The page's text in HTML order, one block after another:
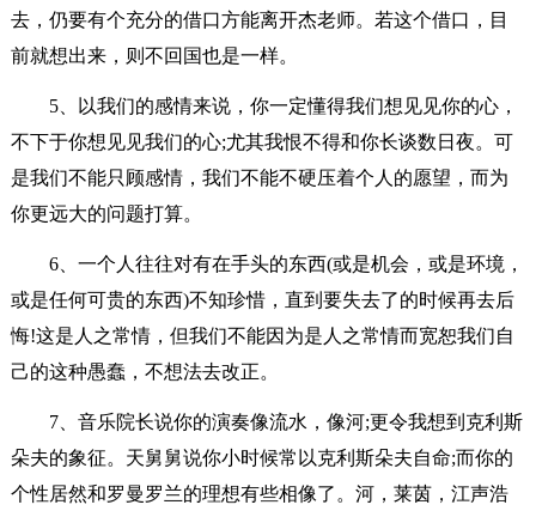
去，仍要有个充分的借口方能离开杰老师。若这个借口，目
前就想出来，则不回国也是一样。
5、以我们的感情来说，你一定懂得我们想见见你的心，
不下于你想见见我们的心;尤其我恨不得和你长谈数日夜。可
是我们不能只顾感情，我们不能不硬压着个人的愿望，而为
你更远大的问题打算。
6、一个人往往对有在手头的东西(或是机会，或是环境，
或是任何可贵的东西)不知珍惜，直到要失去了的时候再去后
悔!这是人之常情，但我们不能因为是人之常情而宽恕我们自
己的这种愚蠢，不想法去改正。
7、音乐院长说你的演奏像流水，像河;更令我想到克利斯
朵夫的象征。天舅舅说你小时候常以克利斯朵夫自命;而你的
个性居然和罗曼罗兰的理想有些相像了。河，莱茵，江声浩